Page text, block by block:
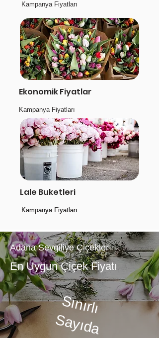
Kampanya Fiyatları
Ekonomik Fiyatlar
Kampanya Fiyatları
Lale Buketleri
Kampanya Fiyatları
Kampanya Fiyatları
Adana Sevgiliye Çiçekler
En Uygun Çiçek Fiyatı
Sınırlı
Sayıda